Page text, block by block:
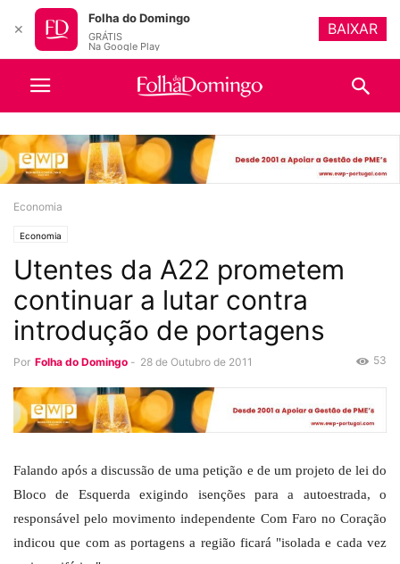
Economia
Economia
Utentes da A22 prometem
continuar a lutar contra
introdução de portagens
Por Folha do Domingo - 28 de Outubro de 2011 53
Falando após a discussão de uma petição e de um projeto de lei do
Bloco de Esquerda exigindo isenções para a autoestrada, o
responsável pelo movimento independente Com Faro no Coração
indicou que com as portagens a região ficará "isolada e cada vez
✕
Folha do Domingo
GRÁTIS
Na Google Play
BAIXAR